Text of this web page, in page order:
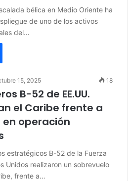
bélica en Medio Oriente ha
de uno de los activos
del…
15, 2025 18
B-52 de EE.UU.
el Caribe frente a
en operación
estratégicos B-52 de la Fuerza
Unidos realizaron un sobrevuelo
frente a…